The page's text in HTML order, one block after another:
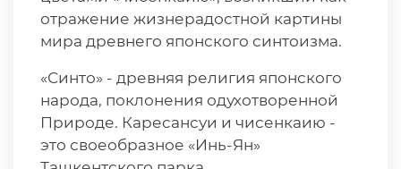
отражение жизнерадостной картины
мира древнего японского синтоизма.
«Синто» - древняя религия японского
народа, поклонения одухотворенной
Природе. Каресансуи и чисенкаию -
это своеобразное «Инь-Ян»